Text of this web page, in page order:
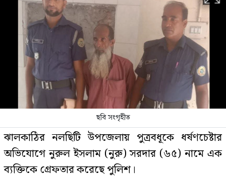
ছবি সংগৃহীত
ঝালকাঠির নলছিটি উপজেলায় পুত্রবধূকে ধর্ষণচেষ্টার
অভিযোগে নুরুল ইসলাম (নুরু) সরদার (৬৫) নামে এক
ব্যক্তিকে গ্রেফতার করেছে পুলিশ।